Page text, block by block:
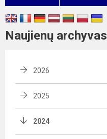
Naujienų archyvas
2026
2025
2024